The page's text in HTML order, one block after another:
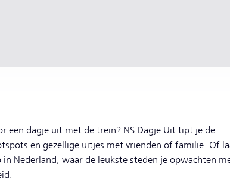
een dagje uit met de trein? NS Dagje Uit tipt je de
en gezellige uitjes met vrienden of familie. Of
Nederland, waar de leukste steden je opwachten